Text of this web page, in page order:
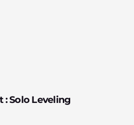
: Solo Leveling